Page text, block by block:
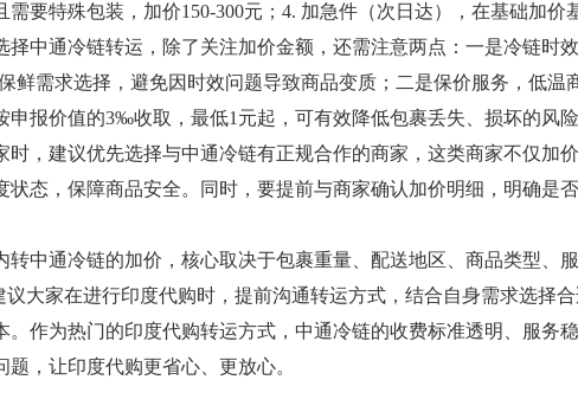
要特殊包装，加价150-300元；4. 加急件（次日达），在基础加价
择中通冷链转运，除了关注加价金额，还需注意两点：一是冷链时
鲜需求选择，避免因时效问题导致商品变质；二是保价服务，低温
申报价值的3‰收取，最低1元起，可有效降低包裹丢失、损坏的风险
时，建议优先选择与中通冷链有正规合作的商家，这类商家不仅加
状态，保障商品安全。同时，要提前与商家确认加价明细，明确是
转中通冷链的加价，核心取决于包裹重量、配送地区、商品类型、
议大家在进行印度代购时，提前沟通转运方式，结合自身需求选择
。作为热门的印度代购转运方式，中通冷链的收费标准透明、服务
，让印度代购更省心、更放心。